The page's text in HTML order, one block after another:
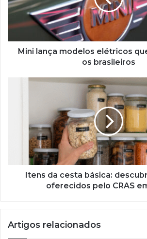
conquistam
brasileiros
Mini lança modelos elétricos
os brasileiros
descubra
oferecidos
Itens da cesta básica:
oferecidos pelo CRAS
Artigos relacionados